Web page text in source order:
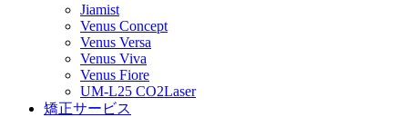
Jiamist
Venus Concept
Venus Versa
Venus Viva
Venus Fiore
UM-L25 CO2Laser
矯正サービス